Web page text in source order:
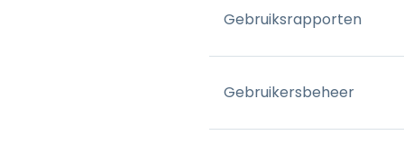
Gebruiksrapporten
Gebruikersbeheer